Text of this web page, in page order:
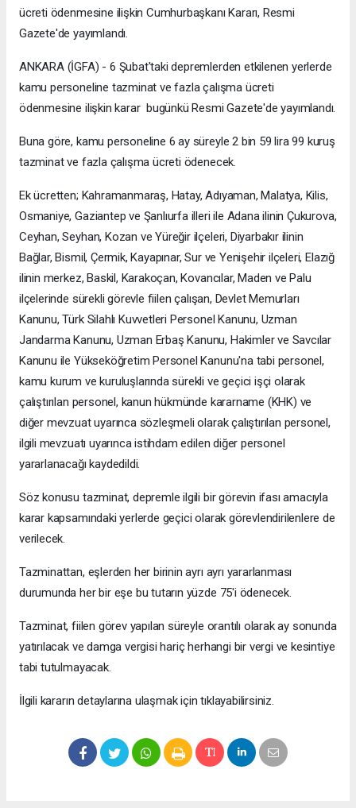
ücreti ödenmesine ilişkin Cumhurbaşkanı Kararı, Resmi
Gazete'de yayımlandı.
ANKARA (İGFA) - 6 Şubat'taki depremlerden etkilenen yerlerde
kamu personeline tazminat ve fazla çalışma ücreti
ödenmesine ilişkin karar bugünkü Resmi Gazete'de yayımlandı.
Buna göre, kamu personeline 6 ay süreyle 2 bin 59 lira 99 kuruş
tazminat ve fazla çalışma ücreti ödenecek.
Ek ücretten; Kahramanmaraş, Hatay, Adıyaman, Malatya, Kilis,
Osmaniye, Gaziantep ve Şanlıurfa illeri ile Adana ilinin Çukurova,
Ceyhan, Seyhan, Kozan ve Yüreğir ilçeleri, Diyarbakır ilinin
Bağlar, Bismil, Çermik, Kayapınar, Sur ve Yenişehir ilçeleri, Elazığ
ilinin merkez, Baskil, Karakoçan, Kovancılar, Maden ve Palu
ilçelerinde sürekli görevle fiilen çalışan, Devlet Memurları
Kanunu, Türk Silahlı Kuvvetleri Personel Kanunu, Uzman
Jandarma Kanunu, Uzman Erbaş Kanunu, Hakimler ve Savcılar
Kanunu ile Yükseköğretim Personel Kanunu'na tabi personel,
kamu kurum ve kuruluşlarında sürekli ve geçici işçi olarak
çalıştırılan personel, kanun hükmünde kararname (KHK) ve
diğer mevzuat uyarınca sözleşmeli olarak çalıştırılan personel,
ilgili mevzuatı uyarınca istihdam edilen diğer personel
yararlanacağı kaydedildi.
Söz konusu tazminat, depremle ilgili bir görevin ifası amacıyla
karar kapsamındaki yerlerde geçici olarak görevlendirilenlere de
verilecek.
Tazminattan, eşlerden her birinin ayrı ayrı yararlanması
durumunda her bir eşe bu tutarın yüzde 75'i ödenecek.
Tazminat, fiilen görev yapılan süreyle orantılı olarak ay sonunda
yatırılacak ve damga vergisi hariç herhangi bir vergi ve kesintiye
tabi tutulmayacak.
İlgili kararın detaylarına ulaşmak için tıklayabilirsiniz.